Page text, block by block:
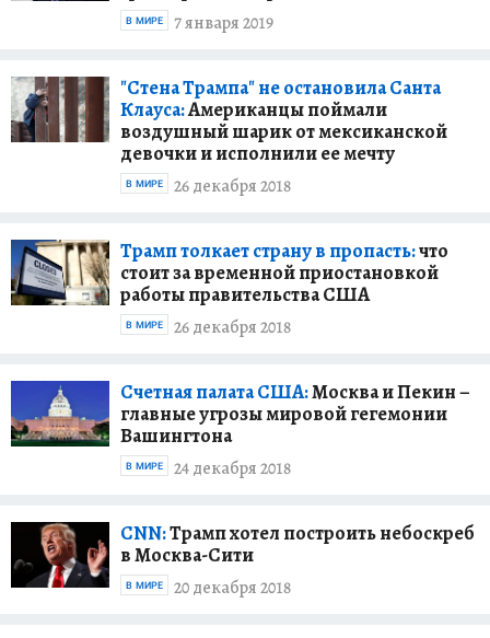
7 января 2019
В МИРЕ
"Стена Трампа" не остановила Санта
Клауса:Американцы поймали
воздушный шарик от мексиканской
девочки и исполнили ее мечту
26 декабря 2018
В МИРЕ
Трамп толкает страну в пропасть:что
стоит за временной приостановкой
работы правительства США
26 декабря 2018
В МИРЕ
Счетная палата США:Москва и Пекин –
главные угрозы мировой гегемонии
Вашингтона
24 декабря 2018
В МИРЕ
CNN:Трамп хотел построить небоскреб
в Москва-Сити
20 декабря 2018
В МИРЕ